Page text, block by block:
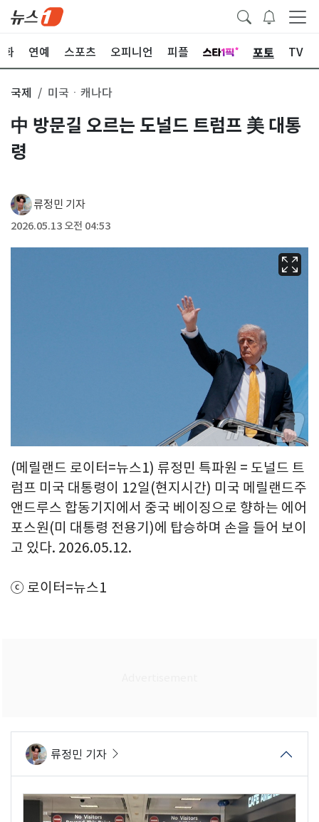
화 연예 스포츠 오피니언 피플 포토 TV
국제 미국ㆍ캐나다
中 방문길 오르는 도널드 트럼프 美 대통
령
류정민 기자
2026.05.13 오전 04:53
(메릴랜드 로이터=뉴스1) 류정민 특파원 = 도널드 트
럼프 미국 대통령이 12일(현지시간) 미국 메릴랜드주
앤드루스 합동기지에서 중국 베이징으로 향하는 에어
포스원(미 대통령 전용기)에 탑승하며 손을 들어 보이
고 있다. 2026.05.12.
ⓒ 로이터=뉴스1
류정민 기자